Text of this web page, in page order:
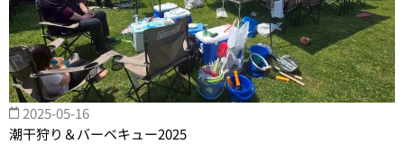
2025-05-16
潮干狩り＆バーベキュー2025